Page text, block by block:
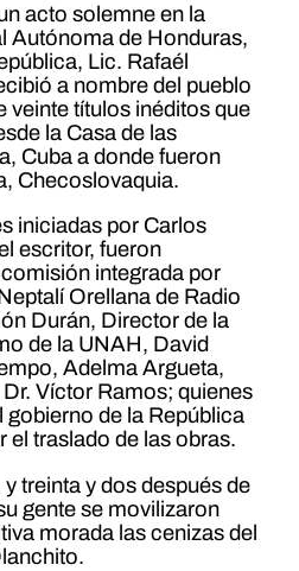
acto solemne en la
Autónoma de Honduras,
Lic. Rafaél
a nombre del pueblo
veinte títulos inéditos que
la Casa de las
Cuba a donde fueron
Checoslovaquia.
iniciadas por Carlos
escritor, fueron
integrada por
Orellana de Radio
Durán, Director de la
de la UNAH, David
Adelma Argueta,
Víctor Ramos; quienes
gobierno de la República
el traslado de las obras.
treinta y dos después de
gente se movilizaron
morada las cenizas del